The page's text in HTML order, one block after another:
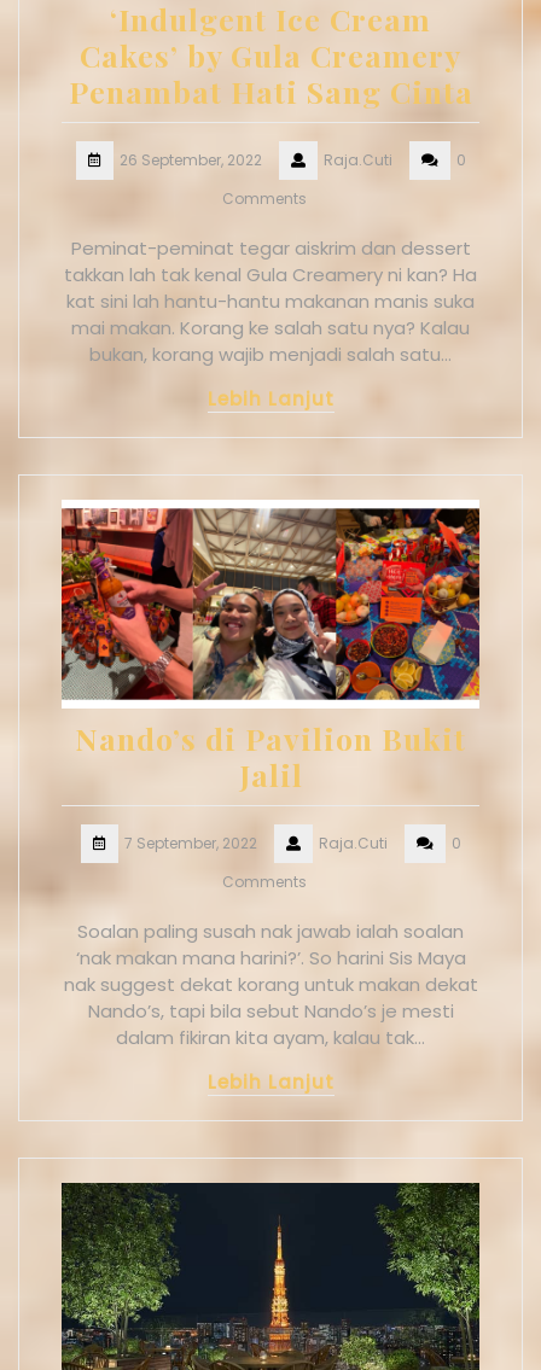
‘Indulgent Ice Cream
Cakes’ by Gula Creamery
Penambat Hati Sang Cinta
26 September, 2022 Raja.Cuti
0
Comments
Peminat-peminat tegar aiskrim dan dessert
takkan lah tak kenal Gula Creamery ni kan? Ha
kat sini lah hantu-hantu makanan manis suka
mai makan. Korang ke salah satu nya? Kalau
bukan, korang wajib menjadi salah satu…
Lebih Lanjut
Nando’s di Pavilion Bukit
Jalil
7 September, 2022 Raja.Cuti
0
Comments
Soalan paling susah nak jawab ialah soalan
‘nak makan mana harini?’. So harini Sis Maya
nak suggest dekat korang untuk makan dekat
Nando’s, tapi bila sebut Nando’s je mesti
dalam fikiran kita ayam, kalau tak…
Lebih Lanjut